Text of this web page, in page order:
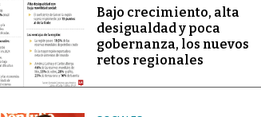
Bajo crecimiento, alta
desigualdad y poca
gobernanza, los nuevos
retos regionales